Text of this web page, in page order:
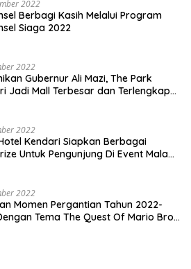
2022
Berbagi Kasih Melalui Program
Siaga 2022
2022
Gubernur Ali Mazi, The Park
Jadi Mall Terbesar dan Terlengkap
2022
Kendari Siapkan Berbagai
Untuk Pengunjung Di Event Malam
2022
Momen Pergantian Tahun 2022-
Tema The Quest Of Mario Bros